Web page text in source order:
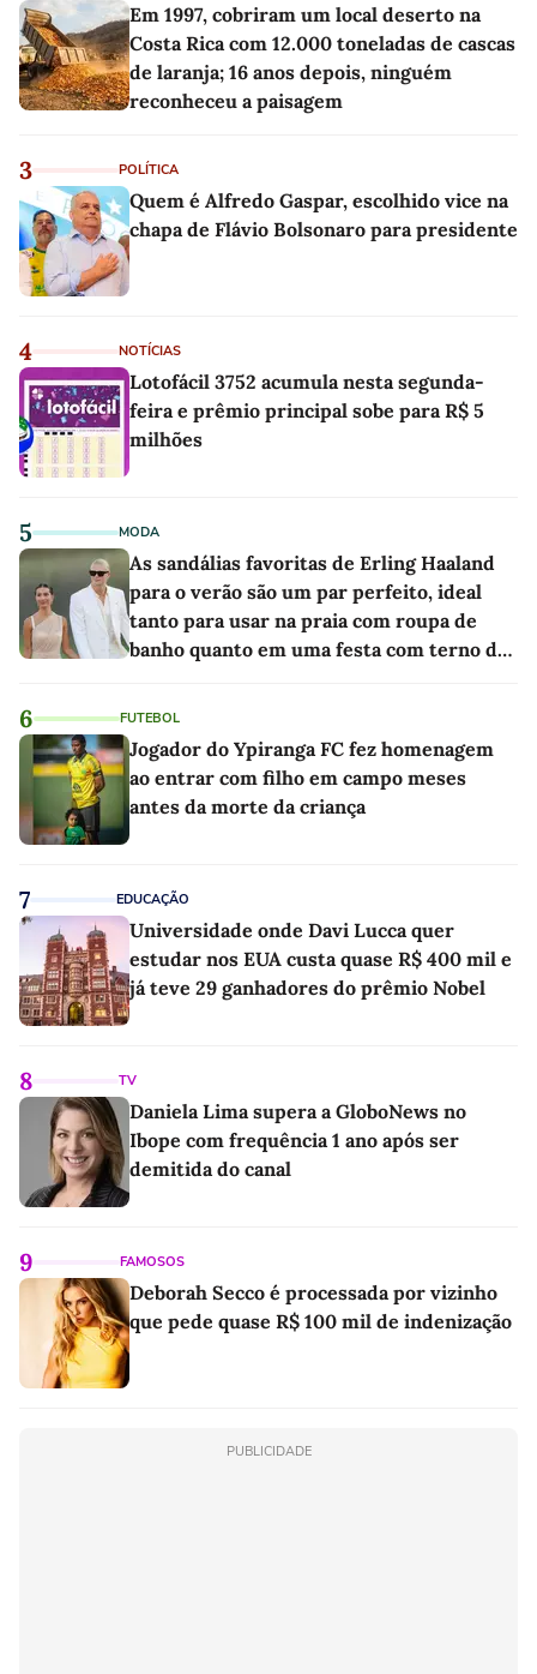
Em 1997, cobriram um local deserto na
Costa Rica com 12.000 toneladas de cascas
de laranja; 16 anos depois, ninguém
reconheceu a paisagem
3 POLÍTICA
Quem é Alfredo Gaspar, escolhido vice na
chapa de Flávio Bolsonaro para presidente
4 NOTÍCIAS
Lotofácil 3752 acumula nesta segunda-
feira e prêmio principal sobe para R$ 5
milhões
5 MODA
As sandálias favoritas de Erling Haaland
para o verão são um par perfeito, ideal
tanto para usar na praia com roupa de
banho quanto em uma festa com terno de
6 FUTEBOL
Jogador do Ypiranga FC fez homenagem
ao entrar com filho em campo meses
antes da morte da criança
7 EDUCAÇÃO
Universidade onde Davi Lucca quer
estudar nos EUA custa quase R$ 400 mil e
já teve 29 ganhadores do prêmio Nobel
8 TV
Daniela Lima supera a GloboNews no
Ibope com frequência 1 ano após ser
demitida do canal
9 FAMOSOS
Deborah Secco é processada por vizinho
que pede quase R$ 100 mil de indenização
PUBLICIDADE